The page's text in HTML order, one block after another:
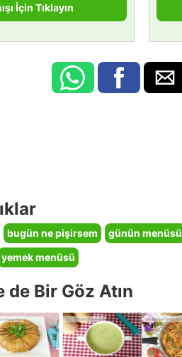
İçin Tıklayın
bugün ne pişirsem günün menüsü
yemek menüsü
de Bir Göz Atın